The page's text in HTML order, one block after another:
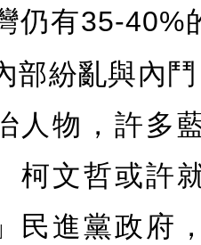
仍有35-40%
部紛亂與內
人物，許多
柯文哲或許
民進黨政府